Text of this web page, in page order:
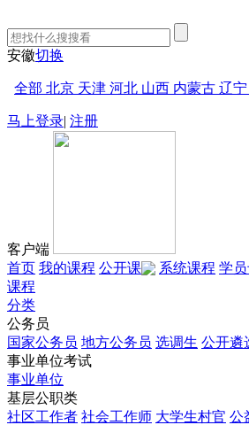
安徽切换
全部 北京 天津 河北 山西 内蒙古 辽宁
马上登录| 注册
客户端
首页 我的课程 公开课 系统课程 学
课程
分类
公务员
国家公务员 地方公务员 选调生 公开遴
事业单位考试
事业单位
基层公职类
社区工作者 社会工作师 大学生村官 公